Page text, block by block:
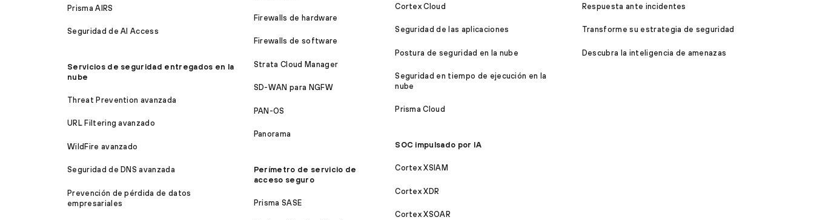
Prisma AIRS
Seguridad de AI Access
Servicios de seguridad entregados en la
nube
Threat Prevention avanzada
URL Filtering avanzado
WildFire avanzado
Seguridad de DNS avanzada
Prevención de pérdida de datos
empresariales
Firewalls de hardware
Firewalls de software
Strata Cloud Manager
SD-WAN para NGFW
PAN-OS
Panorama
Perímetro de servicio de
acceso seguro
Prisma SASE
Cortex Cloud
Seguridad de las aplicaciones
Postura de seguridad en la nube
Seguridad en tiempo de ejecución en la
nube
Prisma Cloud
SOC impulsado por IA
Cortex XSIAM
Cortex XDR
Cortex XSOAR
Respuesta ante incidentes
Transforme su estrategia de seguridad
Descubra la inteligencia de amenazas